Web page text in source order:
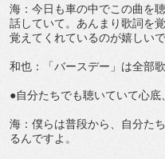
海：今日も車の中でこの曲を
話していて。あんまり歌詞を
覚えてくれているのが嬉しいで
和也：「バースデー」は全部歌
●自分たちでも聴いていて心底
海：僕らは普段から、自分た
るんですよ。